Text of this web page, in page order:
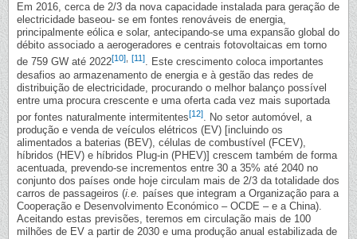
Em 2016, cerca de 2/3 da nova capacidade instalada para geração de
electricidade baseou- se em fontes renováveis de energia,
principalmente eólica e solar, antecipando-se uma expansão global do
débito associado a aerogeradores e centrais fotovoltaicas em torno
de 759 GW até 2022[10], [11]. Este crescimento coloca importantes
desafios ao armazenamento de energia e à gestão das redes de
distribuição de electricidade, procurando o melhor balanço possível
entre uma procura crescente e uma oferta cada vez mais suportada
por fontes naturalmente intermitentes[12]. No setor automóvel, a
produção e venda de veículos elétricos (EV) [incluindo os
alimentados a baterias (BEV), células de combustível (FCEV),
híbridos (HEV) e híbridos Plug-in (PHEV)] crescem também de forma
acentuada, prevendo-se incrementos entre 30 a 35% até 2040 no
conjunto dos países onde hoje circulam mais de 2/3 da totalidade dos
carros de passageiros (i.e. países que integram a Organização para a
Cooperação e Desenvolvimento Económico – OCDE – e a China).
Aceitando estas previsões, teremos em circulação mais de 100
milhões de EV a partir de 2030 e uma produção anual estabilizada de